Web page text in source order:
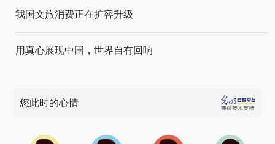
我国文旅消费正在扩容升级
用真心展现中国，世界自有回响
您此时的心情